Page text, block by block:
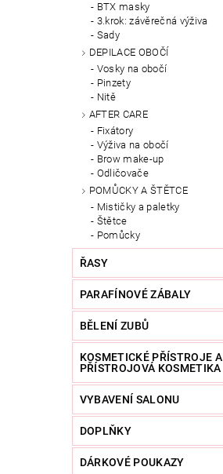
BTX masky
3.krok: závěrečná výživa
Sady
DEPILACE OBOČÍ
Vosky na obočí
Pinzety
Nitě
AFTER CARE
Fixátory
Výživa na obočí
Brow make-up
Odličovače
POMŮCKY A ŠTĚTCE
Mističky a paletky
Štětce
Pomůcky
ŘASY
PARAFÍNOVÉ ZÁBALY
BĚLENÍ ZUBŮ
KOSMETICKÉ PŘÍSTROJE A
PŘÍSTROJOVÁ KOSMETIKA
VYBAVENÍ SALONU
DOPLŇKY
DÁRKOVÉ POUKAZY